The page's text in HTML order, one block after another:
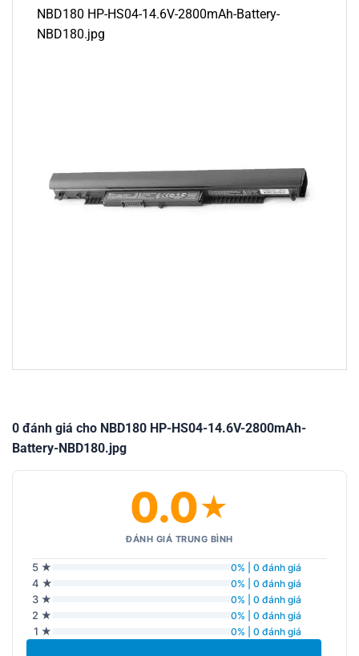
NBD180 HP-HS04-14.6V-2800mAh-Battery-
NBD180.jpg
0 đánh giá cho NBD180 HP-HS04-14.6V-2800mAh-
Battery-NBD180.jpg
0.0★
ĐÁNH GIÁ TRUNG BÌNH
5 ★ 0% | 0 đánh giá
4 ★ 0% | 0 đánh giá
3 ★ 0% | 0 đánh giá
2 ★ 0% | 0 đánh giá
1 ★ 0% | 0 đánh giá